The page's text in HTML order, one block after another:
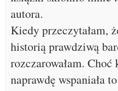
autora.
Kiedy przeczytałam,
historią prawdziwą
rozczarowałam. Choć
naprawdę wspaniała